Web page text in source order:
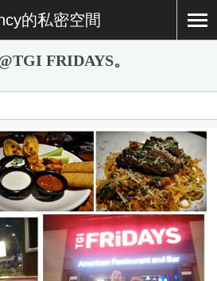
的私密空間
FRIDAYS。